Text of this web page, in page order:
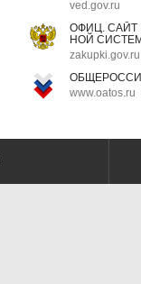
ved.gov.ru
ОФИЦ.
НОЙ
zakupki.gov.ru
www.oatos.ru